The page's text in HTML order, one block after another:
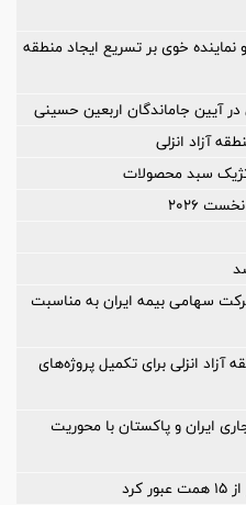
نماینده خوی بر تسریع ایجاد منطقه
آیین جاماندگان اربعین حسینی
آزاد انزلی
سبد محصولات
۲۰۲۶
سهامی بیمه ایران به مناسبت
انزلی برای تكمیل پروژه‌های
ایران و پاکستان با محوریت